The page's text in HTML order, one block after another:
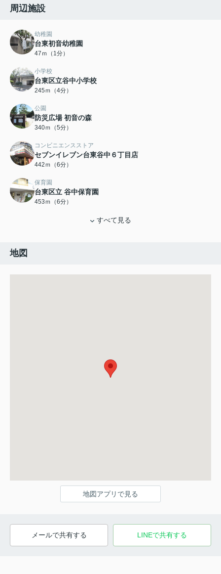
周辺施設
幼稚園
台東初音幼稚園
47ｍ（1分）
小学校
台東区立谷中小学校
245ｍ（4分）
公園
防災広場 初音の森
340ｍ（5分）
コンビニエンスストア
セブンイレブン台東谷中６丁目店
442ｍ（6分）
保育園
台東区立 谷中保育園
453ｍ（6分）
すべて見る
地図
地図アプリで見る
メールで共有する LINEで共有する